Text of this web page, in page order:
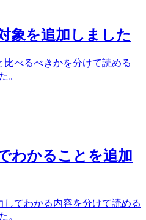
象を追加しました
べるべきかを分けて読める
。
わかることを追加
てわかる内容を分けて読める
。